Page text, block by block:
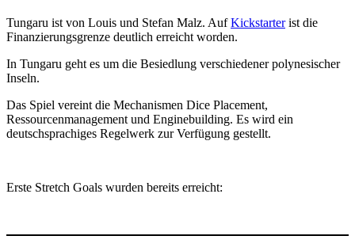
Tungaru ist von Louis und Stefan Malz. AufKickstarterist die
Finanzierungsgrenze deutlich erreicht worden.
In Tungaru geht es um die Besiedlung verschiedener polynesischer
Inseln.
Das Spiel vereint die Mechanismen Dice Placement,
Ressourcenmanagement und Enginebuilding. Es wird ein
deutschsprachiges Regelwerk zur Verfügung gestellt.
Erste Stretch Goals wurden bereits erreicht: